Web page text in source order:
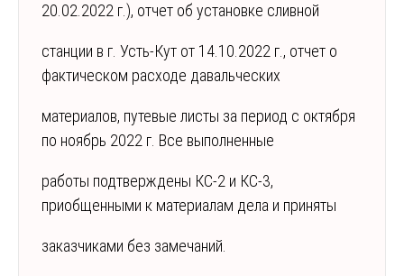
20.02.2022 г.), отчет об установке сливной
станции в г. Усть-Кут от 14.10.2022 г., отчет о
фактическом расходе давальческих
материалов, путевые листы за период с октября
по ноябрь 2022 г. Все выполненные
работы подтверждены КС-2 и КС-3,
приобщенными к материалам дела и приняты
заказчиками без замечаний.